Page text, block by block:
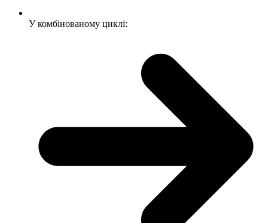
У комбінованому циклі: